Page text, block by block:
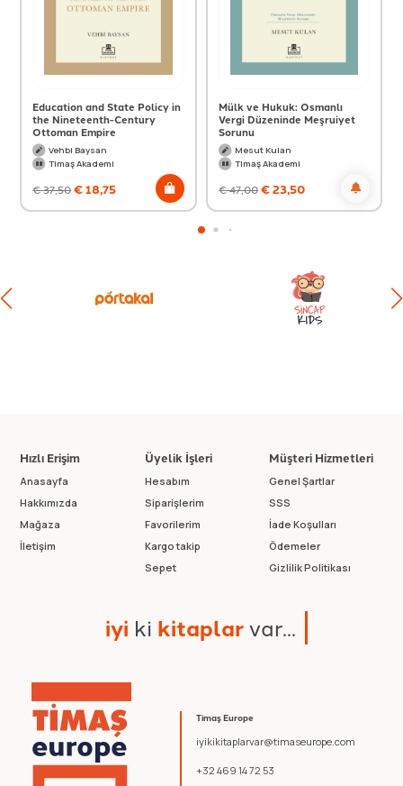
Education and State Policy in
the Nineteenth-Century
Ottoman Empire
Vehbi Baysan
Timaş Akademi
€37,50€18,75
Mülk ve Hukuk: Osmanlı
Vergi Düzeninde Meşruiyet
Sorunu
Mesut Kulan
Timaş Akademi
€47,00€23,50
Timaş Europe
iyikikitaplarvar@timaseurope.com
+32 469 14 72 53
Hızlı Erişim
Anasayfa
Hakkımızda
Mağaza
İletişim
Üyelik İşleri
Hesabım
Siparişlerim
Favorilerim
Kargo takip
Sepet
Müşteri Hizmetleri
Genel Şartlar
SSS
İade Koşulları
Ödemeler
Gizlilik Politikası
iyi ki kitaplarvar...